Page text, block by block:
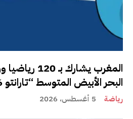
المغرب يشارك
البحر الأبيض المتوسط “تارانتو 2026”
رياضة 5 أغسطس، 2026